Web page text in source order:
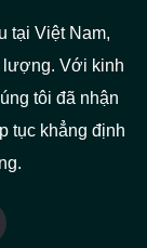
tại Việt Nam,
lượng. Với kinh
tôi đã nhận
tục khẳng định